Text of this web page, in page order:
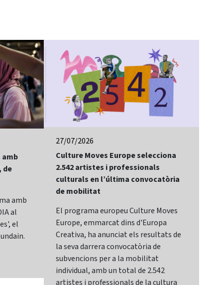
de
amb
al
el
27/07/2026
Culture Moves Europe selecciona
2.542 artistes i professionals
culturals en l’última convocatòria
de mobilitat
El programa europeu Culture Moves
Europe, emmarcat dins d'Europa
Creativa, ha anunciat els resultats de
la seva darrera convocatòria de
subvencions per a la mobilitat
individual, amb un total de 2.542
artistes i professionals de la cultura